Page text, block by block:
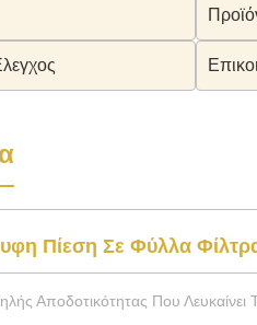
Πίεση Σε Φύλλα
Αποδοτικότητας Που